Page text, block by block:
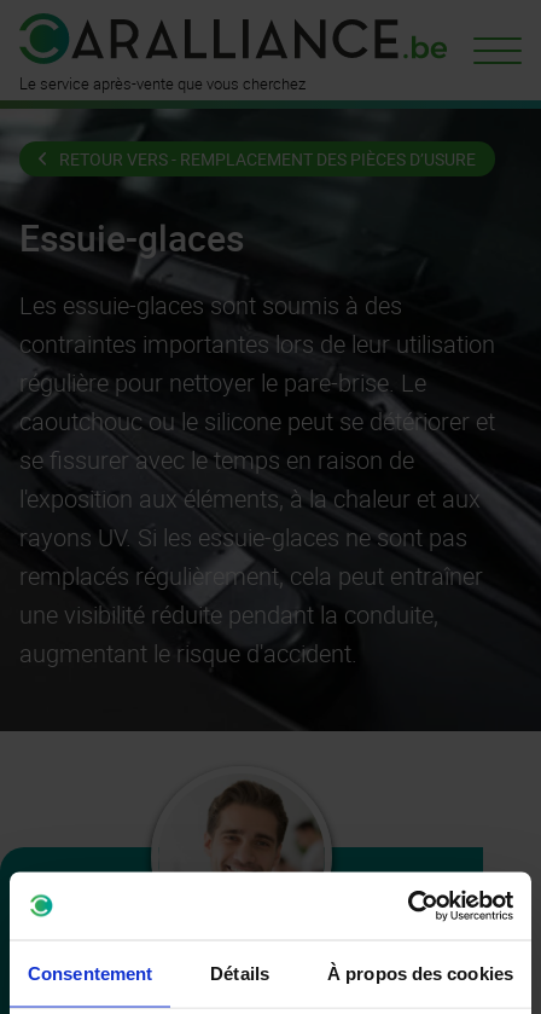
Consentement Détails À propos des cookies
Le service après-vente que vous cherchez
n'attend que vous
RETOUR VERS - REMPLACEMENT DES PIÈCES D’USURE
Essuie-glaces
Les essuie-glaces sont soumis à des
contraintes importantes lors de leur utilisation
régulière pour nettoyer le pare-brise. Le
caoutchouc ou le silicone peut se détériorer et
se fissurer avec le temps en raison de
l'exposition aux éléments, à la chaleur et aux
rayons UV. Si les essuie-glaces ne sont pas
remplacés régulièrement, cela peut entraîner
une visibilité réduite pendant la conduite,
augmentant le risque d'accident.
Intéressé par ce